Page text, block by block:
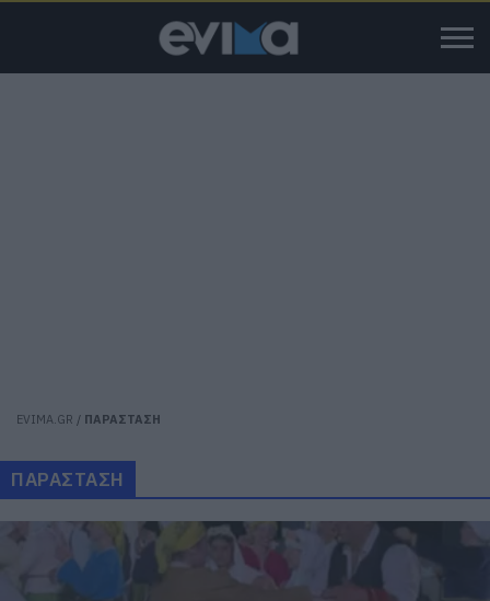
EVIMA.GR / ΠΑΡΑΣΤΑΣΗ
ΠΑΡΑΣΤΑΣΗ